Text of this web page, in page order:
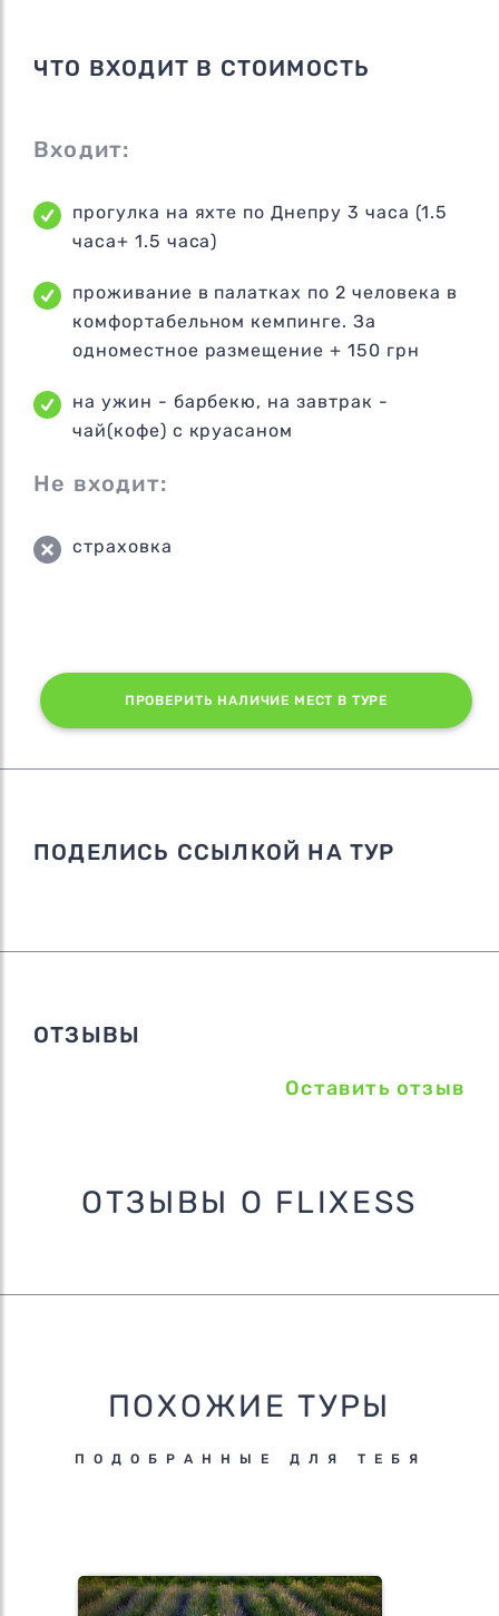
ЧТО ВХОДИТ В СТОИМОСТЬ
Входит:
прогулка на яхте по Днепру 3 часа (1.5
часа+ 1.5 часа)
проживание в палатках по 2 человека в
комфортабельном кемпинге. За
одноместное размещение + 150 грн
на ужин - барбекю, на завтрак -
чай(кофе) с круасаном
Не входит:
страховка
ПРОВЕРИТЬ НАЛИЧИЕ МЕСТ В ТУРЕ
ПОДЕЛИСЬ ССЫЛКОЙ НА ТУР
ОТЗЫВЫ
Оставить отзыв
ОТЗЫВЫ О FLIXESS
ПОХОЖИЕ ТУРЫ
ПОДОБРАННЫЕ ДЛЯ ТЕБЯ